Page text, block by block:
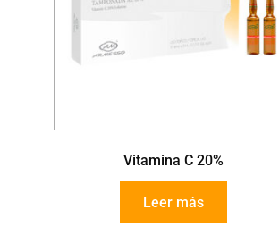
Vitamina C 20%
Leer más